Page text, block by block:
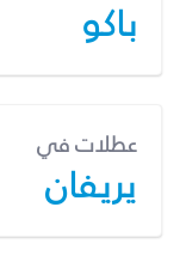
باكو
عطلات في
يريفان